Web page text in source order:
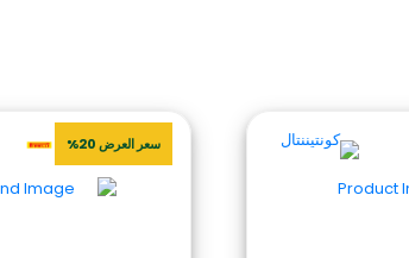
سعر العرض 20%